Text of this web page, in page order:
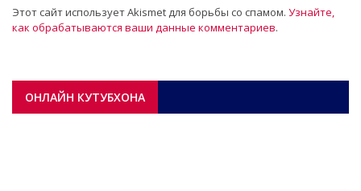
Этот сайт использует Akismet для борьбы со спамом. Узнайте,
как обрабатываются ваши данные комментариев.
ОНЛАЙН КУТУБХОНА